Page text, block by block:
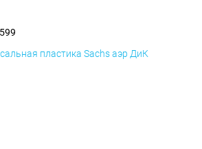
пластика Sachs аэр ДиК